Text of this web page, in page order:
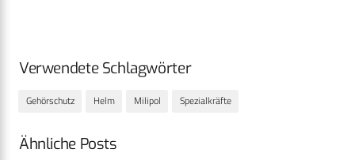
Verwendete Schlagwörter
Gehörschutz Helm Milipol Spezialkräfte
Ähnliche Posts